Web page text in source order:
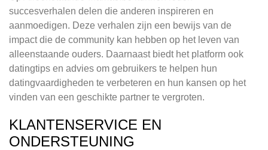
succesverhalen delen die anderen inspireren en
aanmoedigen. Deze verhalen zijn een bewijs van de
impact die de community kan hebben op het leven van
alleenstaande ouders. Daarnaast biedt het platform ook
datingtips en advies om gebruikers te helpen hun
datingvaardigheden te verbeteren en hun kansen op het
vinden van een geschikte partner te vergroten.
KLANTENSERVICE EN
ONDERSTEUNING